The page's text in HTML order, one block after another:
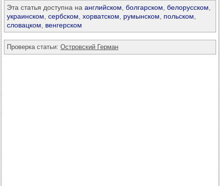
Эта статья доступна на английском болгарском белорусском
украинском сербском хорватском румынском польском
словацком
венгерском
Проверка статьи: Островский Герман